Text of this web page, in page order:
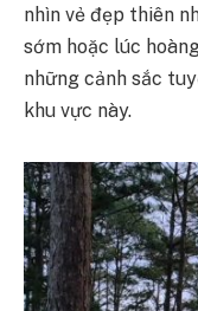
nhìn vẻ đẹp thiên
sớm hoặc lúc
những cảnh sắc
khu vực này.